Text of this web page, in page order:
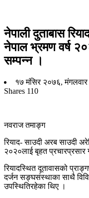
नेपाली दुताबास
नेपाल भ्रमण वर्ष
सम्पन्न ।
१७ मंसिर २०७६,
Shares 110
नवराज तमाङ्ग
रियाद- साउदी अरब साउदी
२०२०लाई बृहत प्रचारप्रसार
रियादस्थित दूतावासको
दर्जन सङ्घसंस्थाका साथै
उपस्थितिरहेका थिए ।